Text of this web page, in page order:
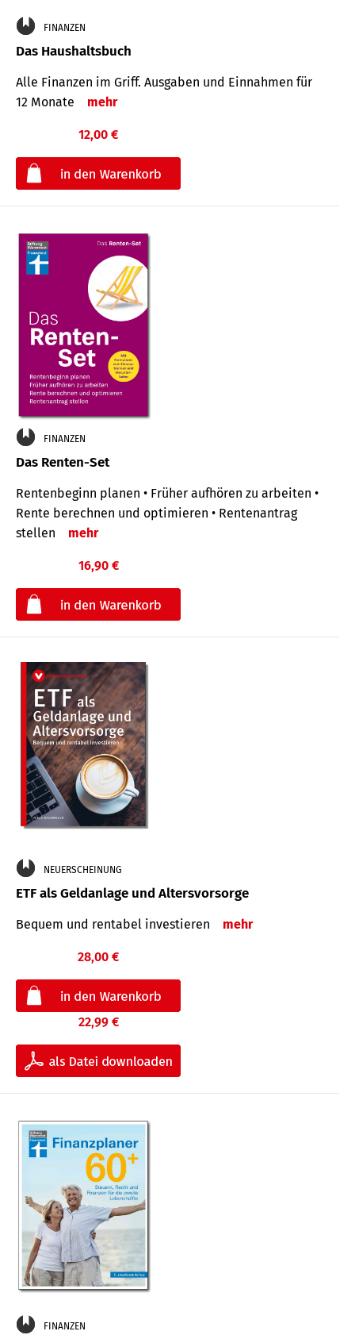
FINANZEN
Das Haushaltsbuch
Alle Finanzen im Griff. Aus­gaben und Ein­nahmen für
12 Monate
mehr
12,00 €
FINANZEN
Das Renten-Set
Rentenbeginn planen • Früher aufhören zu arbeiten •
Rente berechnen und optimieren • Rentenantrag
stellen
mehr
16,90 €
NEUERSCHEINUNG
ETF als Geldanlage und Altersvorsorge
Bequem und rentabel investieren mehr
28,00 €
22,99 €
FINANZEN